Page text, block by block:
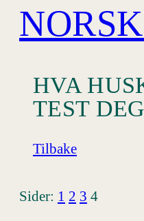
Hopp
HVA
TEST
Tilbake
Sider: 1 2 3 4